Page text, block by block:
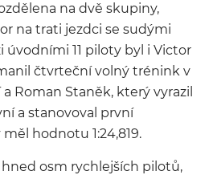
na dvě skupiny,
na trati jezdci se sudými
úvodními 11 piloty byl i Victor
čtvrteční volný trénink v
Roman Staněk, který vyrazil
a stanovoval první
hodnotu 1:24,819.
osm rychlejších pilotů,